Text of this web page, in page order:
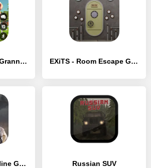
Бабка Гренни 4 - Granny Игры - [MOD Бесконечные деньги] EXiTS - Room Escape Game - [MOD Много монет]
WarStrike FPS Offline Gun Game - [MOD Много денег] Russian SUV